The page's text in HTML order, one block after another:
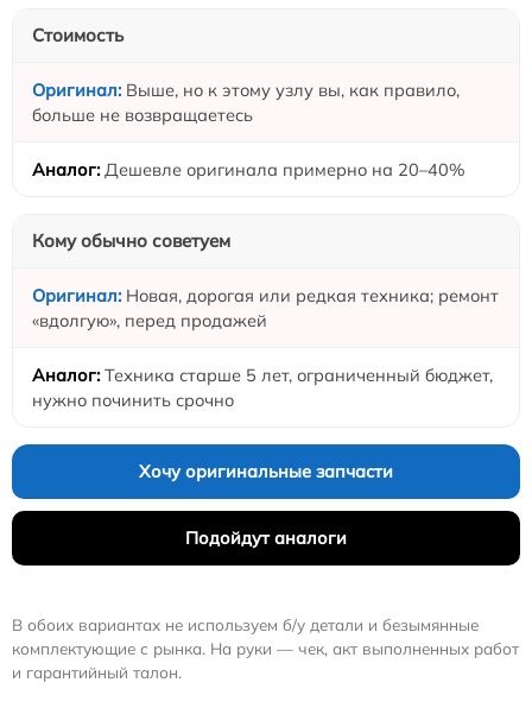
Стоимость
Выше, но к этому узлу вы, как правило,
больше не возвращаетесь
Дешевле оригинала примерно на 20–40%
Кому обычно советуем
Новая, дорогая или редкая техника; ремонт
«вдолгую», перед продажей
Техника старше 5 лет, ограниченный бюджет,
нужно починить срочно
Хочу оригинальные запчасти
Подойдут аналоги
В обоих вариантах не используем б/у детали и безымянные
комплектующие с рынка. На руки — чек, акт выполненных работ
и гарантийный талон.